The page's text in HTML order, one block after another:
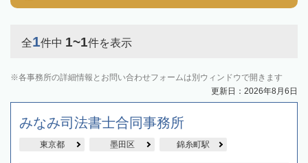
全1件中 1~1件を表示
各事務所の詳細情報とお問い合わせフォームは別ウィンドウで開きます
更新日：2026年8月6日
みなみ司法書士合同事務所
東京都 墨田区 錦糸町駅